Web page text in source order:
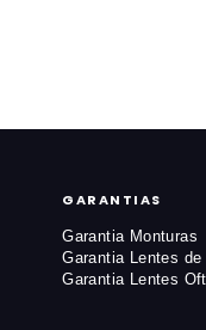
GARANTIAS
Garantia Monturas
Garantia Lentes
Garantia Lentes